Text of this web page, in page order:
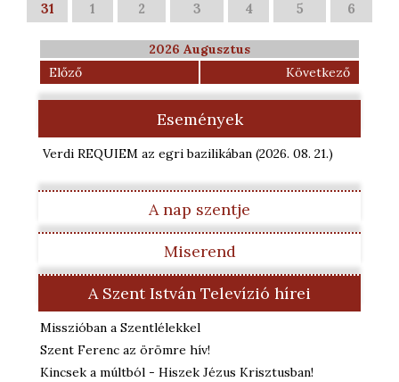
31 1 2 3 4 5 6
2026 Augusztus
Előző
Következő
Események
Verdi REQUIEM az egri bazilikában (2026. 08. 21.)
A nap szentje
Miserend
A Szent István Televízió hírei
Misszióban a Szentlélekkel
Szent Ferenc az örömre hív!
Kincsek a múltból - Hiszek Jézus Krisztusban!